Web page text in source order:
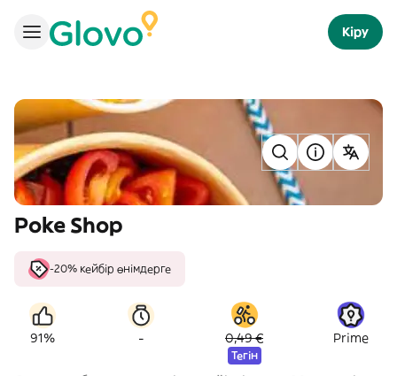
Кіру
Poke Shop
-20% кейбір өнімдерге
91% - 0,49 €
Тегін
Prime